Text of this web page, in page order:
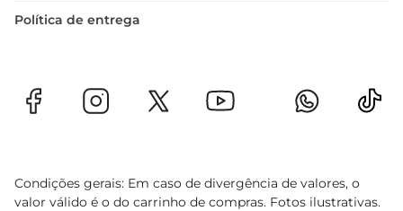
Política de entrega
Condições gerais: Em caso de divergência de valores, o
valor válido é o do carrinho de compras. Fotos ilustrativas.